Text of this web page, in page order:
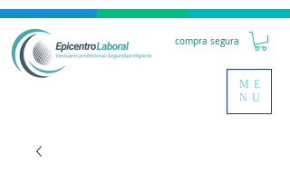
compra segura
ME
NU